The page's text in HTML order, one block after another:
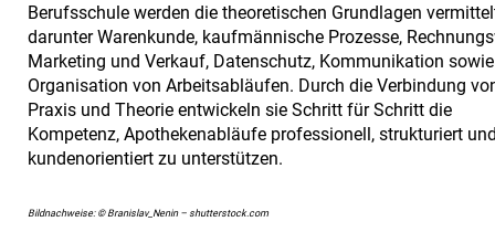
Berufsschule werden die theoretischen Grundlagen
darunter Warenkunde, kaufmännische Prozesse,
Marketing und Verkauf, Datenschutz, Kommunikation sowie
Organisation von Arbeitsabläufen. Durch die Verbindung
Praxis und Theorie entwickeln sie Schritt für Schritt die
Kompetenz, Apothekenabläufe professionell, strukturiert
kundenorientiert zu unterstützen.
Bildnachweise: © Branislav_Nenin – shutterstock.com